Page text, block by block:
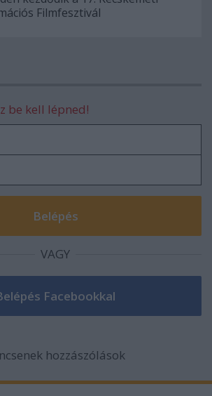
Filmfesztivál
be kell lépned!
VAGY
hozzászólások